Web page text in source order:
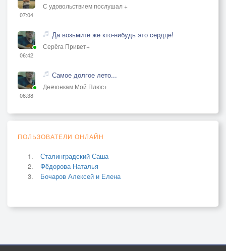
07:04
С удовольствием послушал +
06:42
Да возьмите же кто-нибудь это сердце!
Серёга Привет+
06:38
Самое долгое лето...
Девчонкам Мой Плюс+
ПОЛЬЗОВАТЕЛИ ОНЛАЙН
Сталинградский Саша
Фёдорова Наталья
Бочаров Алексей и Елена